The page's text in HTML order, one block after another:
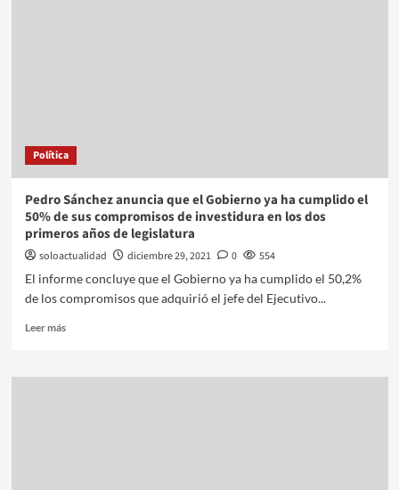
Política
Pedro Sánchez anuncia que el Gobierno ya ha cumplido el
50% de sus compromisos de investidura en los dos
primeros años de legislatura
soloactualidad diciembre 29, 2021 0
554
El informe concluye que el Gobierno ya ha cumplido el 50,2%
de los compromisos que adquirió el jefe del Ejecutivo...
Leer más